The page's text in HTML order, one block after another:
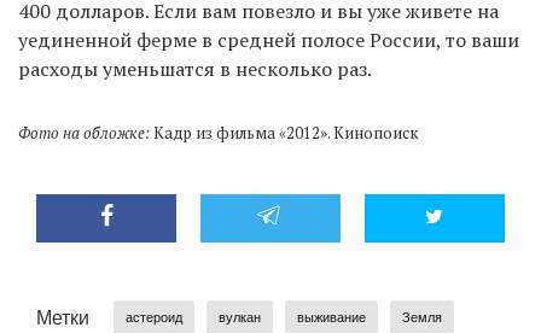
400 долларов. Если вам повезло и вы уже живете на
уединенной ферме в средней полосе России, то ваши
расходы уменьшатся в несколько раз.
Фото на обложке:Кадр из фильма «2012». Кинопоиск
Метки астероид вулкан выживание Земля